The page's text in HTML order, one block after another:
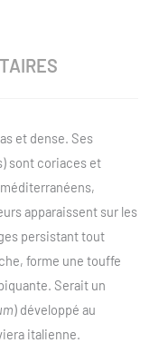
et dense. Ses
sont coriaces et
apparaissent sur les
persistant tout
forme une touffe
Serait un
) développé au
italienne.